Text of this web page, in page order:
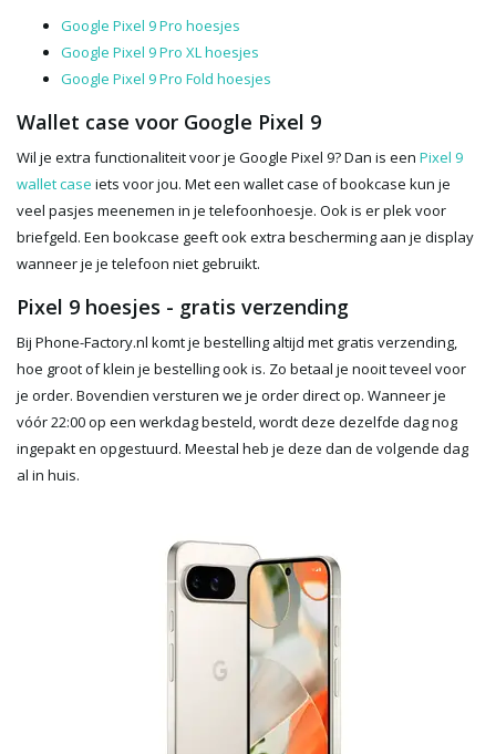
Google Pixel 9 Pro hoesjes
Google Pixel 9 Pro XL hoesjes
Google Pixel 9 Pro Fold hoesjes
Wallet case voor Google Pixel 9
Wil je extra functionaliteit voor je Google Pixel 9? Dan is een Pixel 9
wallet case iets voor jou. Met een wallet case of bookcase kun je
veel pasjes meenemen in je telefoonhoesje. Ook is er plek voor
briefgeld. Een bookcase geeft ook extra bescherming aan je display
wanneer je je telefoon niet gebruikt.
Pixel 9 hoesjes - gratis verzending
Bij Phone-Factory.nl komt je bestelling altijd met gratis verzending,
hoe groot of klein je bestelling ook is. Zo betaal je nooit teveel voor
je order. Bovendien versturen we je order direct op. Wanneer je
vóór 22:00 op een werkdag besteld, wordt deze dezelfde dag nog
ingepakt en opgestuurd. Meestal heb je deze dan de volgende dag
al in huis.